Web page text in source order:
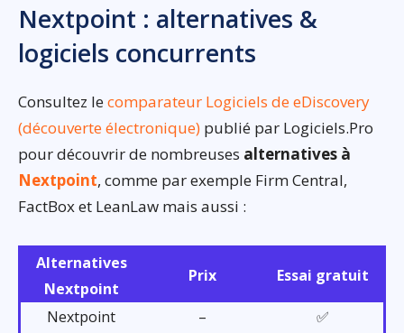
Nextpoint : alternatives &
logiciels concurrents
Consultez lecomparateur Logiciels de eDiscovery
(découverte électronique) publié par Logiciels.Pro
pour découvrir de nombreuses alternatives à
Nextpoint, comme par exemple Firm Central,
FactBox et LeanLaw mais aussi :
Alternatives
Nextpoint
Prix Essai gratuit
Nextpoint –
✅